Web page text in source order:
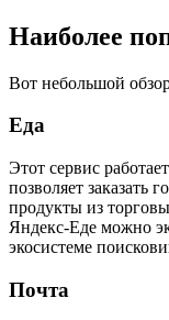
Наиболее
Вот небольшой
Еда
Этот сервис
позволяет заказать
продукты из
Яндекс-Еде можно
экосистеме
Почта